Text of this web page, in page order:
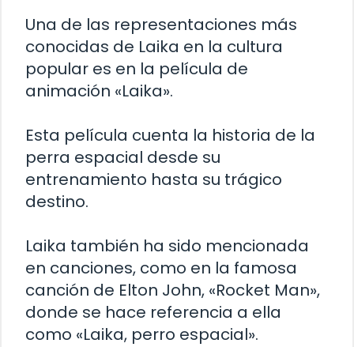
Una de las representaciones más
conocidas de Laika en la cultura
popular es en la película de
animación «Laika».
Esta película cuenta la historia de la
perra espacial desde su
entrenamiento hasta su trágico
destino.
Laika también ha sido mencionada
en canciones, como en la famosa
canción de Elton John, «Rocket Man»,
donde se hace referencia a ella
como «Laika, perro espacial».